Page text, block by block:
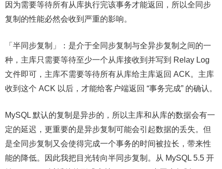
因为需要等待所有从库执行完该事务才能返回，所以全同步
复制的性能必然会收到严重的影响。
「半同步复制」：是介于全同步复制与全异步复制之间的一
种，主库只需要等待至少一个从库接收到并写到 Relay Log
文件即可，主库不需要等待所有从库给主库返回 ACK。主库
收到这个 ACK 以后，才能给客户端返回 “事务完成” 的确认。
MySQL 默认的复制是异步的，所以主库和从库的数据会有一
定的延迟，更重要的是异步复制可能会引起数据的丢失。但
是全同步复制又会使得完成一个事务的时间被拉长，带来性
能的降低。因此我把目光转向半同步复制。从 MySQL 5.5 开